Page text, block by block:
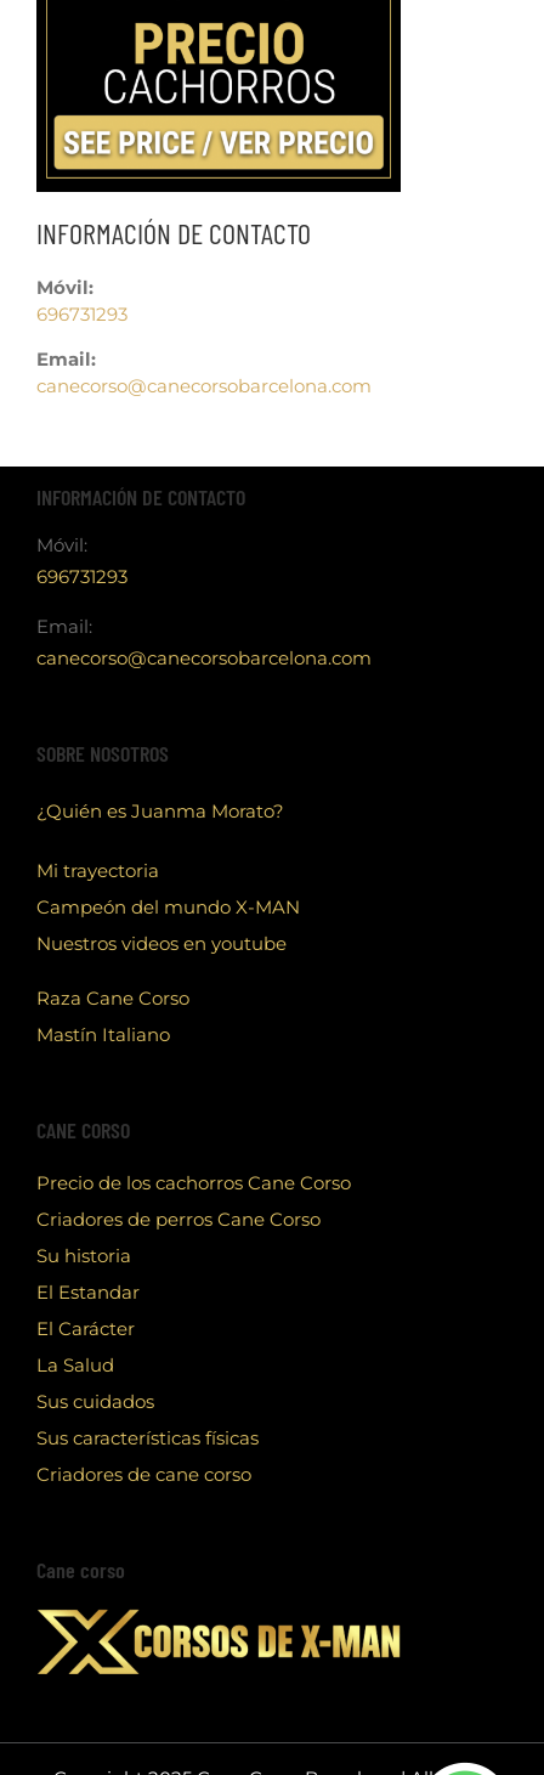
INFORMACIÓN DE CONTACTO
Móvil:
696731293
Email:
canecorso@canecorsobarcelona.com
INFORMACIÓN DE CONTACTO
Móvil:
696731293
Email:
canecorso@canecorsobarcelona.com
SOBRE NOSOTROS
¿Quién es Juanma Morato?
Mi trayectoria
Campeón del mundo X-MAN
Nuestros videos en youtube
Raza Cane Corso
Mastín Italiano
CANE CORSO
Precio de los cachorros Cane Corso
Criadores de perros Cane Corso
Su historia
El Estandar
El Carácter
La Salud
Sus cuidados
Sus características físicas
Criadores de cane corso
Cane corso